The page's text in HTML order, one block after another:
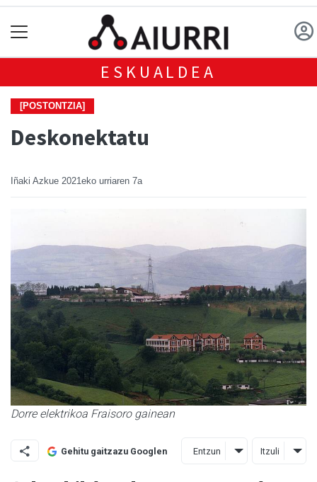
ESKUALDEA
[POSTONTZIA]
Deskonektatu
Iñaki Azkue 2021eko urriaren 7a
Dorre elektrikoa Fraisoro gainean
Gehitu gaitzazu Googlen Entzun Itzuli